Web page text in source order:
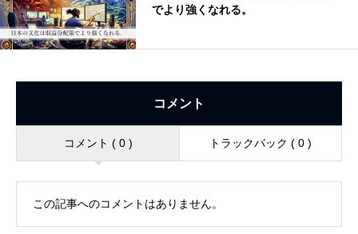
でより強くなれる。
コメント
コメント ( 0 ) トラックバック ( 0 )
この記事へのコメントはありません。